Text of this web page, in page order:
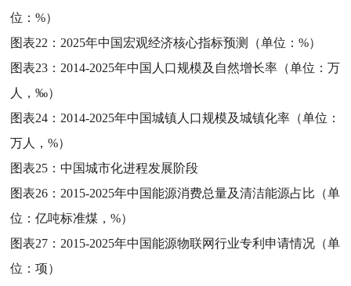
位：%）
图表22： 2025年中国宏观经济核心指标预测（单位：%）
图表23： 2014-2025年中国人口规模及自然增长率（单位：万
人，‰）
图表24： 2014-2025年中国城镇人口规模及城镇化率（单位：
万人，%）
图表25：中国城市化进程发展阶段
图表26： 2015-2025年中国能源消费总量及清洁能源占比（单
位：亿吨标准煤，%）
图表27： 2015-2025年中国能源物联网行业专利申请情况（单
位：项）